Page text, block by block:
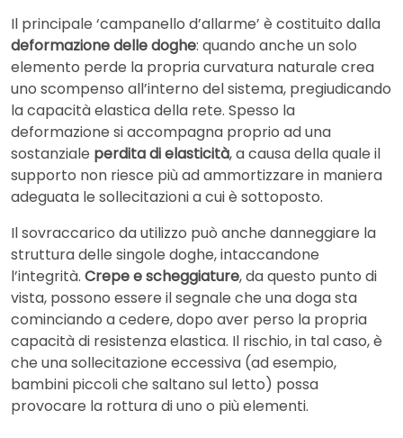
Il principale ‘campanello d’allarme’ è costituito dalla
deformazione delle doghe: quando anche un solo
elemento perde la propria curvatura naturale crea
uno scompenso all’interno del sistema, pregiudicando
la capacità elastica della rete. Spesso la
deformazione si accompagna proprio ad una
sostanziale perdita di elasticità, a causa della quale il
supporto non riesce più ad ammortizzare in maniera
adeguata le sollecitazioni a cui è sottoposto.
Il sovraccarico da utilizzo può anche danneggiare la
struttura delle singole doghe, intaccandone
l’integrità. Crepe e scheggiature, da questo punto di
vista, possono essere il segnale che una doga sta
cominciando a cedere, dopo aver perso la propria
capacità di resistenza elastica. Il rischio, in tal caso, è
che una sollecitazione eccessiva (ad esempio,
bambini piccoli che saltano sul letto) possa
provocare la rottura di uno o più elementi.